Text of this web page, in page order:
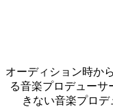
オーディション時か
る音楽プロデュー
きない音楽プロデ